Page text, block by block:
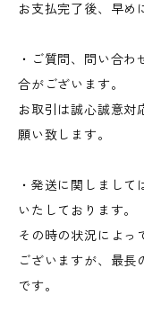
お支払完了後、早め
・ご質問、問い合
合がございます。
お取引は誠心誠意対
願い致します。
・発送に関しまし
いたしております。
その時の状況によっ
ございますが、最長
です。